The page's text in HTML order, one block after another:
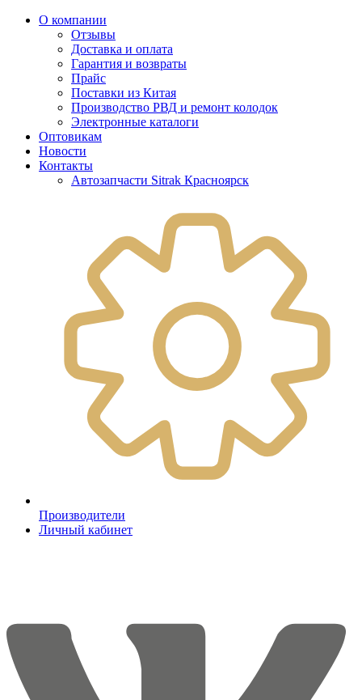
О компании
Отзывы
Доставка и оплата
Гарантия и возвраты
Прайс
Поставки из Китая
Производство РВД и ремонт колодок
Электронные каталоги
Оптовикам
Новости
Контакты
Автозапчасти Sitrak Красноярск
Производители
Личный кабинет